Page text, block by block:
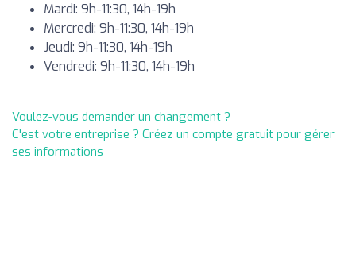
Mardi: 9h-11:30, 14h-19h
Mercredi: 9h-11:30, 14h-19h
Jeudi: 9h-11:30, 14h-19h
Vendredi: 9h-11:30, 14h-19h
Voulez-vous demander un changement ?
C'est votre entreprise ? Créez un compte gratuit pour gérer
ses informations